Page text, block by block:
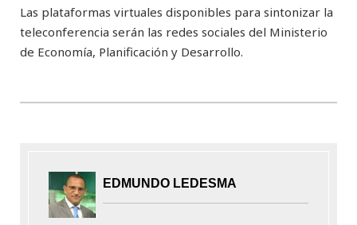
Las plataformas virtuales disponibles para sintonizar la
teleconferencia serán las redes sociales del Ministerio
de Economía, Planificación y Desarrollo.
EDMUNDO LEDESMA